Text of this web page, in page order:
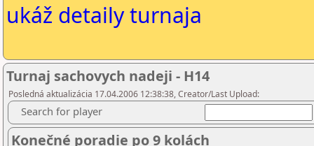
ukáž detaily turnaja
Turnaj sachovych nadeji - H14
Posledná aktualizácia 17.04.2006 12:38:38, Creator/Last Upload:
Search for player
Konečné poradie po 9 kolách